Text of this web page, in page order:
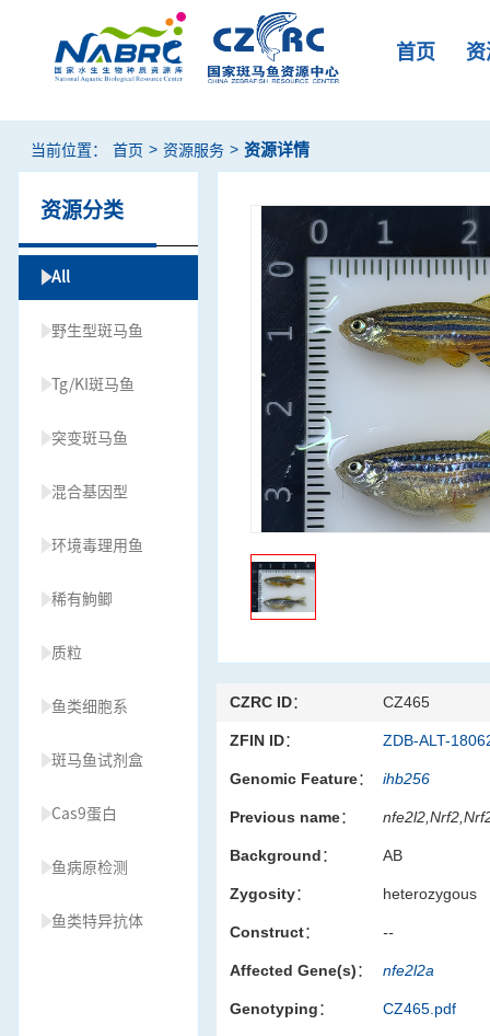
首页
当前位置： 首页 > 资源服务 > 资源详情
资源分类
All
野生型斑马鱼
Tg/KI斑马鱼
突变斑马鱼
混合基因型
环境毒理用鱼
稀有鮈鲫
质粒
鱼类细胞系
斑马鱼试剂盒
Cas9蛋白
鱼病原检测
鱼类特异抗体
CZRC ID： CZ465
ZFIN ID： ZDB-ALT-
Genomic Feature： ihb256
Previous name：
Background： AB
Zygosity： heterozygous
Construct： --
Affected Gene(s)： nfe2l2a
Genotyping： CZ465.pdf